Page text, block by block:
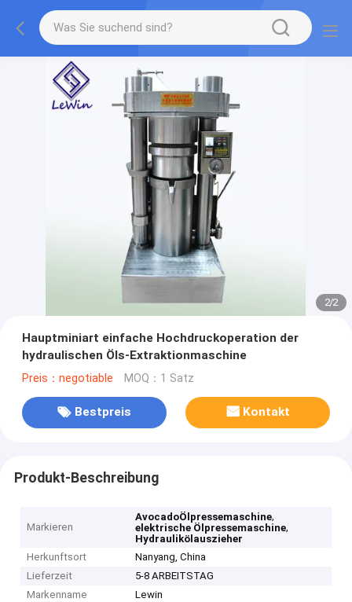
2/2
Hauptminiart einfache Hochdruckoperation der
hydraulischen Öls-Extraktionmaschine
Preis：negotiable MOQ：1 Satz
Bestpreis Kontakt
Produkt-Beschreibung
Markieren
AvocadoÖlpressemaschine,
elektrische Ölpressemaschine,
Hydraulikölauszieher
Herkunftsort
Nanyang, China
Lieferzeit
5-8 ARBEITSTAG
Markenname
Lewin